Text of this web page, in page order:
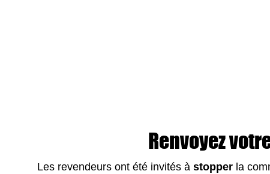
Renvoyez
Les revendeurs ont été invités àstopper la